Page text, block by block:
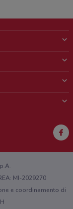
MI-2029270
e coordinamento di